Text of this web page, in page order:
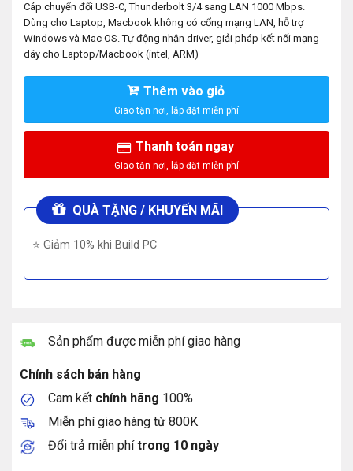
Cáp chuyển đổi USB-C, Thunderbolt 3/4 sang LAN 1000 Mbps.
Dùng cho Laptop, Macbook không có cổng mạng LAN, hỗ trợ
Windows và Mac OS. Tự động nhận driver, giải pháp kết nối mạng
dây cho Laptop/Macbook (intel, ARM)
Thêm vào giỏ
Thanh toán ngay
QUÀ TẶNG / KHUYẾN MÃI
⭐ Giảm 10% khi Build PC
Sản phẩm được miễn phí giao hàng
Chính sách bán hàng
Cam kết chính hãng 100%
Miễn phí giao hàng từ 800K
Đổi trả miễn phítrong 10 ngày